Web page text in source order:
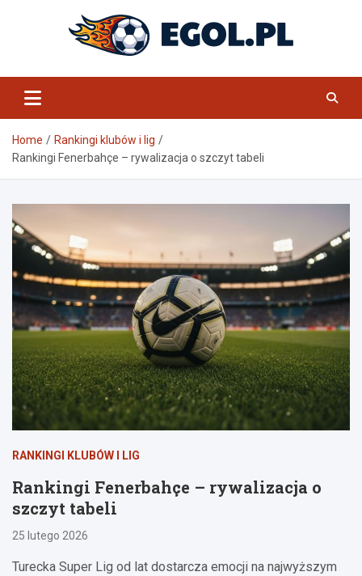
eGol.pl
Home
Rankingi klubów i lig
Rankingi Fenerbahçe – rywalizacja o szczyt tabeli
RANKINGI KLUBÓW I LIG
Rankingi Fenerbahçe – rywalizacja o
szczyt tabeli
25 lutego 2026
Turecka Super Lig od lat dostarcza emocji na najwyższym